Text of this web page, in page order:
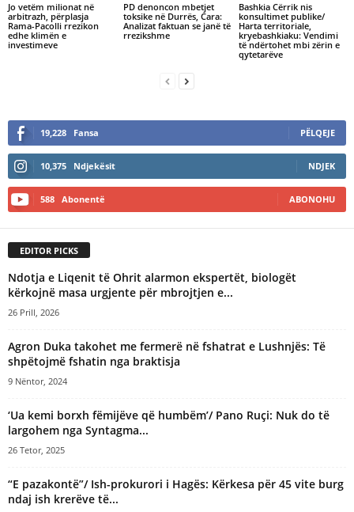
Jo vetëm milionat në
arbitrazh, përplasja
Rama-Pacolli rrezikon
edhe klimën e
investimeve
PD denoncon mbetjet
toksike në Durrës, Cara:
Analizat faktuan se janë të
rrezikshme
Bashkia Cërrik nis
konsultimet publike/
Harta territoriale,
kryebashkiaku: Vendimi
të ndërtohet mbi zërin e
qytetarëve
19,228 Fansa PËLQEJE
10,375 Ndjekësit NDJEK
588 Abonentë ABONOHU
EDITOR PICKS
Ndotja e Liqenit të Ohrit alarmon ekspertët, biologët
kërkojnë masa urgjente për mbrojtjen e...
26 Prill, 2026
Agron Duka takohet me fermerë në fshatrat e Lushnjës: Të
shpëtojmë fshatin nga braktisja
9 Nëntor, 2024
‘Ua kemi borxh fëmijëve që humbëm’/ Pano Ruçi: Nuk do të
largohem nga Syntagma...
26 Tetor, 2025
“E pazakontë”/ Ish-prokurori i Hagës: Kërkesa për 45 vite burg
ndaj ish krerëve të...